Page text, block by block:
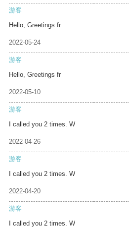
游客
Hello, Greetings fr
2022-05-24
游客
Hello, Greetings fr
2022-05-10
游客
I called you 2 times. W
2022-04-26
游客
I called you 2 times. W
2022-04-20
游客
I called you 2 times. W